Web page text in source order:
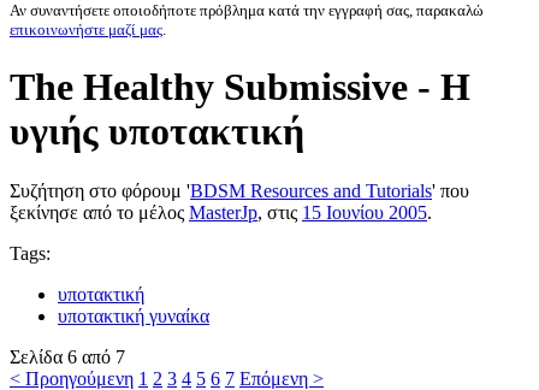
Αν συναντήσετε οποιοδήποτε πρόβλημα κατά την εγγραφή σας, παρακαλώ
επικοινωνήστε μαζί μας.
The Healthy Submissive - Η
υγιής υποτακτική
Συζήτηση στο φόρουμ 'BDSM Resources and Tutorials' που
ξεκίνησε από το μέλος MasterJp, στις 15 Ιουνίου 2005.
Tags:
υποτακτική
υποτακτική γυναίκα
Σελίδα 6 από 7
< Προηγούμενη 1 2 3 4 5 6 7 Επόμενη >